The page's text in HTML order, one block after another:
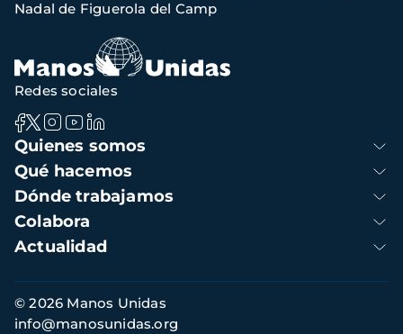
Nadal de Figuerola del Camp
Navegación
principal
Quienes somos
Qué hacemos
Dónde trabajamos
Colabora
Actualidad
Redes sociales
Información
de
© 2026 Manos Unidas
info@manosunidas.org